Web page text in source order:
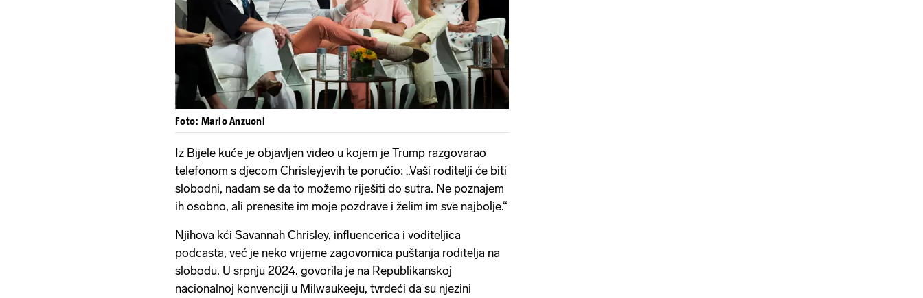
Foto: Mario Anzuoni
Iz Bijele kuće je objavljen video u kojem je Trump razgovarao
telefonom s djecom Chrisleyjevih te poručio: „Vaši roditelji će biti
slobodni, nadam se da to možemo riješiti do sutra. Ne poznajem
ih osobno, ali prenesite im moje pozdrave i želim im sve najbolje.“
Njihova kći Savannah Chrisley, influencerica i voditeljica
podcasta, već je neko vrijeme zagovornica puštanja roditelja na
slobodu. U srpnju 2024. govorila je na Republikanskoj
nacionalnoj konvenciji u Milwaukeeju, tvrdeći da su njezini